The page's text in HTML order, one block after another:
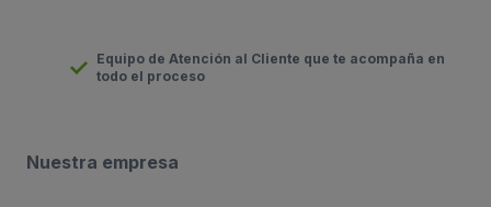
Equipo de Atención al Cliente que te acompaña en
todo el proceso
Nuestra empresa